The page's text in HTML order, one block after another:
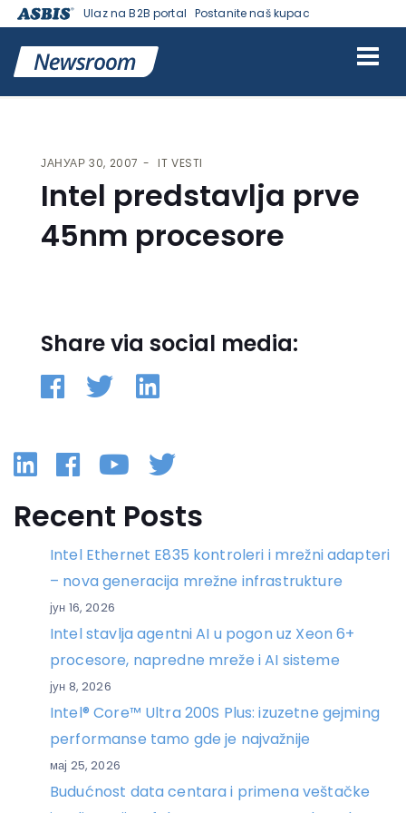
Ulaz na B2B portal Postanite naš kupac
ЈАНУАР 30, 2007 IT VESTI
Intel predstavlja prve
45nm procesore
Share via social media:
Linkedin
Facebook
YouTube
Twitter
Recent Posts
Intel Ethernet E835 kontroleri i mrežni adapteri
– nova generacija mrežne infrastrukture
јун 16, 2026
Intel stavlja agentni AI u pogon uz Xeon 6+
procesore, napredne mreže i AI sisteme
јун 8, 2026
Intel® Core™ Ultra 200S Plus: izuzetne gejming
performanse tamo gde je najvažnije
мај 25, 2026
Budućnost data centara i primena veštačke